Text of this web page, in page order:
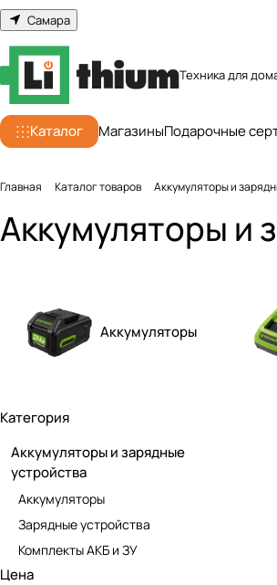
Самара
Техника для
Каталог МагазиныПодарочные
Главная Каталог товаров Аккумуляторы и
Аккумуляторы и
Аккумуляторы
Категория
Аккумуляторы и зарядные
устройства
Аккумуляторы
Зарядные устройства
Комплекты АКБ и ЗУ
Цена